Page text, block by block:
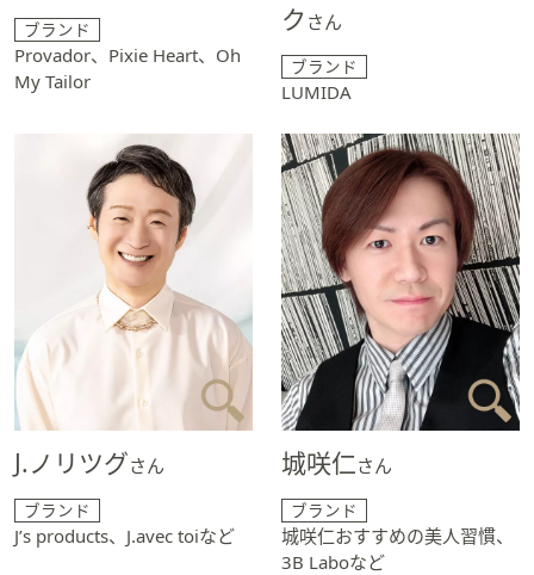
ブランド
Provador、Pixie Heart、Oh
My Tailor
ク さん
ブランド
LUMIDA
J.ノリツグさん
ブランド
J’s products、J.avec toiなど
城咲仁さん
ブランド
城咲仁おすすめの美人習慣、
3B Laboなど